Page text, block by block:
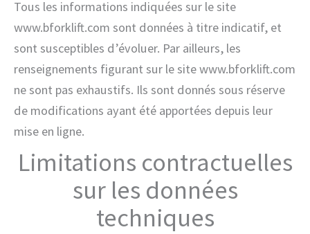
Tous les informations indiquées sur le site
www.bforklift.com sont données à titre indicatif, et
sont susceptibles d’évoluer. Par ailleurs, les
renseignements figurant sur le site www.bforklift.com
ne sont pas exhaustifs. Ils sont donnés sous réserve
de modifications ayant été apportées depuis leur
mise en ligne.
Limitations contractuelles
sur les données
techniques